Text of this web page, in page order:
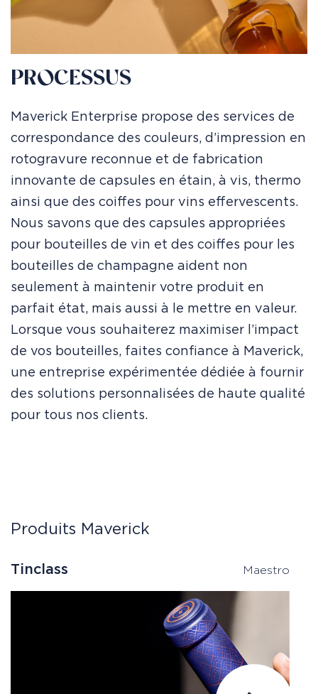
PROCESSUS
Maverick Enterprise propose des services de
correspondance des couleurs, d’impression en
rotogravure reconnue et de fabrication
innovante de capsules en étain, à vis, thermo
ainsi que des coiffes pour vins effervescents.
Nous savons que des capsules appropriées
pour bouteilles de vin et des coiffes pour les
bouteilles de champagne aident non
seulement à maintenir votre produit en
parfait état, mais aussi à le mettre en valeur.
Lorsque vous souhaiterez maximiser l’impact
de vos bouteilles, faites confiance à Maverick,
une entreprise expérimentée dédiée à fournir
des solutions personnalisées de haute qualité
pour tous nos clients.
Produits Maverick
Tinclass Maestro